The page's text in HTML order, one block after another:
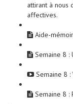
attirant à nous
affectives.
Aide-
Semaine 8 :
Semaine 8
Semaine 8 :